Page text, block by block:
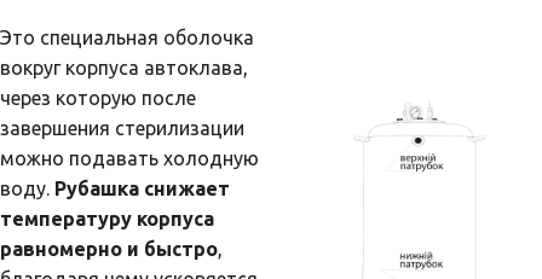
Это специальная оболочка
вокруг корпуса автоклава,
через которую после
завершения стерилизации
можно подавать холодную
воду. Рубашка снижает
температуру корпуса
равномерно и быстро,